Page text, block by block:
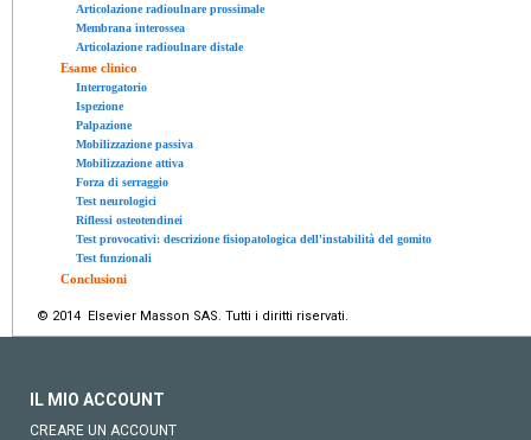
Articolazione radioulnare prossimale
Membrana interossea
Articolazione radioulnare distale
Esame clinico
Interrogatorio
Ispezione
Palpazione
Mobilizzazione passiva
Mobilizzazione attiva
Forza di serraggio
Test neurologici
Riflessi osteotendinei
Test provocativi: descrizione fisiopatologica dell'instabilità del gomito
Test funzionali
Conclusioni
© 2014 Elsevier Masson SAS. Tutti i diritti riservati.
IL MIO ACCOUNT
CREARE UN ACCOUNT